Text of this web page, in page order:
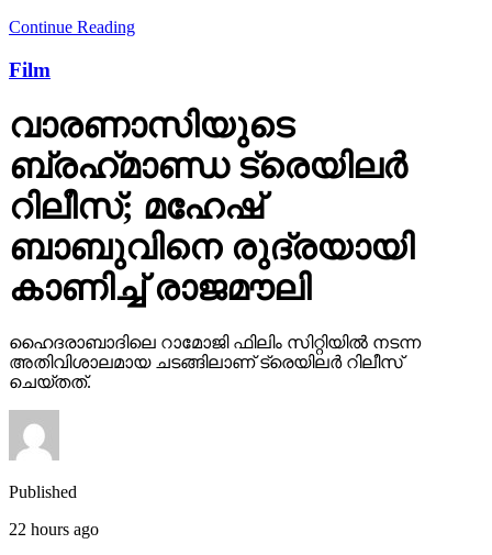
Continue Reading
Film
വാരണാസിയുടെ
ബ്രഹ്‌മാണ്ഡ ട്രെയിലര്‍
റിലീസ്; മഹേഷ്
ബാബുവിനെ രുദ്രയായി
കാണിച്ച് രാജമൗലി
ഹൈദരാബാദിലെ റാമോജി ഫിലിം സിറ്റിയില്‍ നടന്ന
അതിവിശാലമായ ചടങ്ങിലാണ് ട്രെയിലര്‍ റിലീസ്
ചെയ്തത്.
Published
22 hours ago